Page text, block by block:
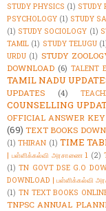
STUDY PHYSICS (1) STUDY
PSYCHOLOGY (1) STUDY
(1) STUDY SOCIOLOGY (1)
TAMIL (1) STUDY TELUGU
URDU (1) STUDY
DOWNLOAD (6) TALENT
TAMIL NADU
UPDATES
(4)
COUNSELLING
OFFICIAL ANSWER KEY
(69) TEXT BOOKS
(1) THIRAN (1) TIME
| பள்ளிக்கல்வி அரசாணை 1 (2)
(1) TN GOVT DSE G.O
DOWNLOAD | பள்ளிக்கல்வி
(1) TN TEXT BOOKS
TNPSC ANNUAL